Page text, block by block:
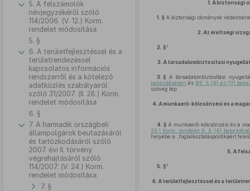
5. A felszámolók
névjegyzékéről szóló
114/2006. (V. 12.) Korm.
rendelet módosítása
5. §
6. A területfejlesztéssel és a
területrendezéssel
kapcsolatos információs
rendszerről és a kötelező
adatközlés szabályairól
szóló 31/2007. (II. 28.) Korm.
rendelet módosítása
6. §
7. A harmadik országbeli
állampolgárok beutazásáról
és tartózkodásáról szóló
2007. évi II. törvény
végrehajtásáról szóló
114/2007. (V. 24.) Korm.
rendelet módosítása
7. §
1. A biztonsági
1. § A biztonsági okmányok
2. Az érettségi
2. §2
3. A társadalombiztosítási
3. § A társadalombiztosítási
bekezdésében és 89. § (9) és (11)
szöveg lép.
4. A munkaerő-kölcsönzési és a
4. § A munkaerő-kölcsönzési és a
30.) Korm. rendelet 8. § (6)
helyébe a „foglalkoztatáspolitikáért
5. A
5. §3
6. A területfejlesztéssel és a